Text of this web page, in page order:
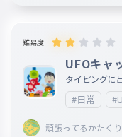
難易度
UFOキャ
タイピングに
#日常
頑張ってるかたく